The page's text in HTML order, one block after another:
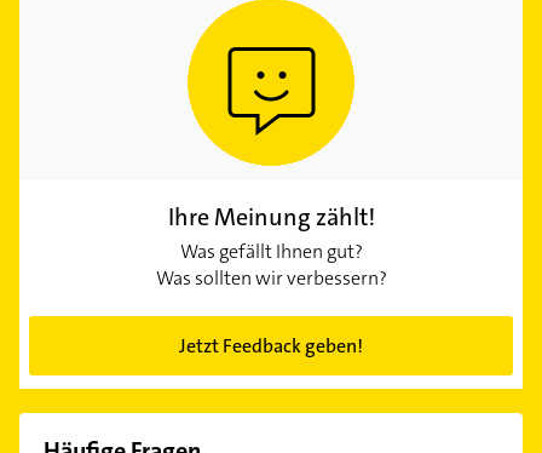
Ihre Meinung zählt!
Was gefällt Ihnen gut?
Was sollten wir verbessern?
Jetzt Feedback geben!